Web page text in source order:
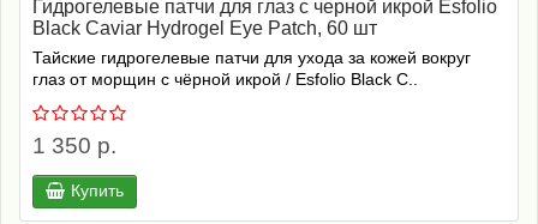
Гидрогелевые патчи для глаз с черной икрой Esfolio
Black Caviar Hydrogel Eye Patch, 60 шт
Тайские гидрогелевые патчи для ухода за кожей вокруг
глаз от морщин с чёрной икрой / Esfolio Black C..
1 350 р.
Купить